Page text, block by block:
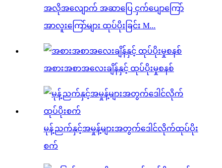
အလိုအလျောက် အဆာပြေ ငှက်ပျောကြော်
အာလူးကြော်များ ထုပ်ပိုးခြင်း M...
အစားအစာအလေးချိန်နှင့် ထုပ်ပိုးမှုစနစ်
မုန့်ညက်နှင့်အမှုန့်များအတွက်ဒေါင်လိုက်ထုပ်ပိုး
စက်